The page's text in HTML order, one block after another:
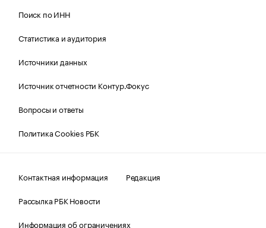
Поиск по ИНН
Статистика и аудитория
Источники данных
Источник отчетности Контур.Фокус
Вопросы и ответы
Политика Cookies РБК
Контактная информация
Редакция
Рассылка РБК Новости
Информация об ограничениях